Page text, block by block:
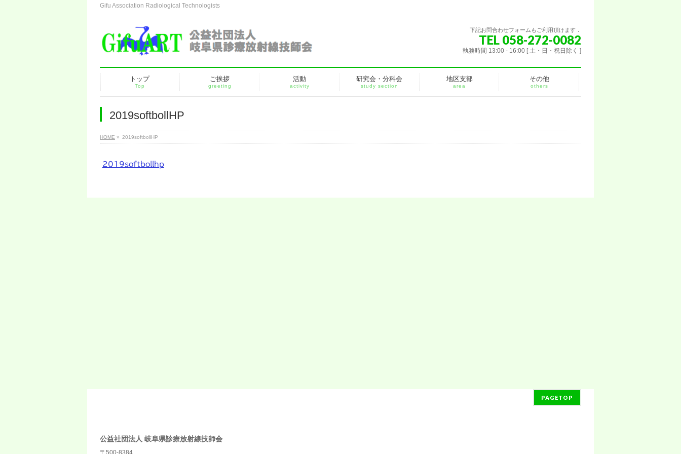
Gifu Association Radiological Technologists
下記お問合わせフォームもご利用頂けます．
TEL 058-272-0082
執務時間 13:00 - 16:00 [ 土・日・祝日除く ]
トップ
Top
ご挨拶
greeting
活動
activity
研究会・分科会
study section
地区支部
area
その他
others
2019softbollHP
HOME » 2019softbollHP
2019softbollhp
PAGETOP
公益社団法人 岐阜県診療放射線技師会
〒500-8384